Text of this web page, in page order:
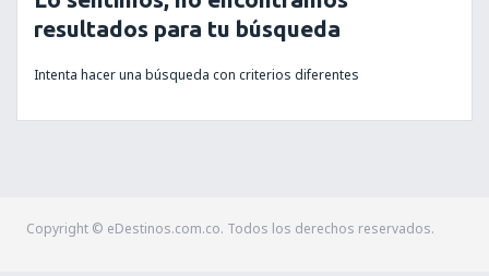
resultados para tu búsqueda
Intenta hacer una búsqueda con criterios diferentes
Copyright © eDestinos.com.co. Todos los derechos reservados.